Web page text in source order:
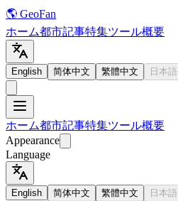
🌎 GeoFan
ホーム都市記事特集ツール概要
English 简体中文 繁體中文 日本語
ホーム都市記事特集ツール概要
Appearance
Language
English 简体中文 繁體中文 日本語